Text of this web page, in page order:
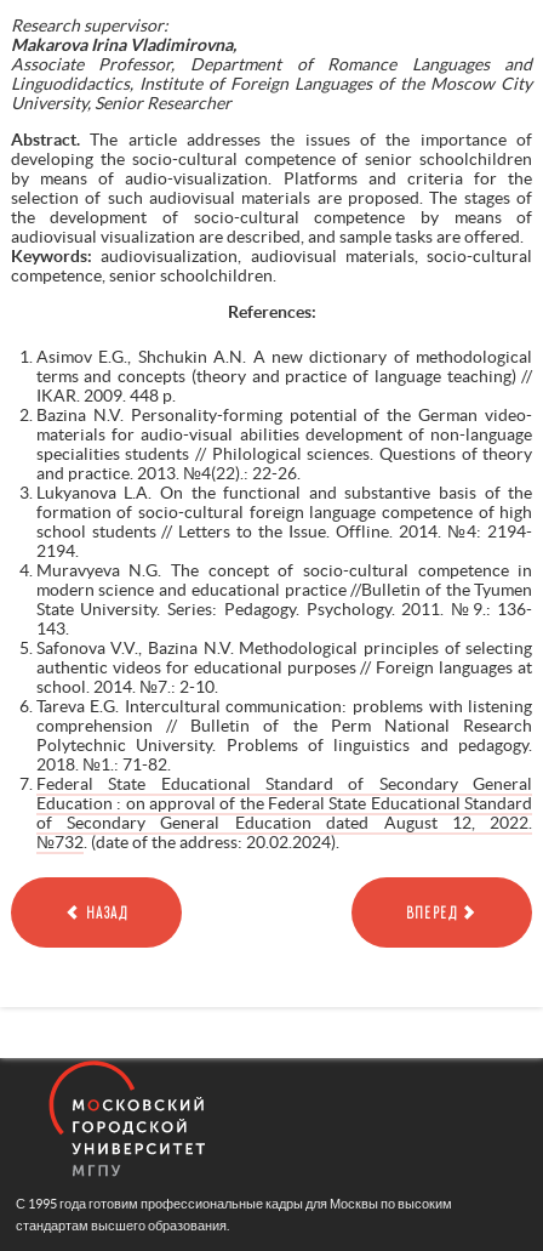
Research supervisor:
Makarova Irina Vladimirovna,
Associate Professor, Department of Romance Languages and
Linguodidactics, Institute of Foreign Languages of the Moscow City
University, Senior Researcher
Abstract.The article addresses the issues of the importance of
developing the socio-cultural competence of senior schoolchildren
by means of audio-visualization. Platforms and criteria for the
selection of such audiovisual materials are proposed. The stages of
the development of socio-cultural competence by means of
audiovisual visualization are described, and sample tasks are offered.
Keywords: audiovisualization, audiovisual materials, socio-cultural
competence, senior schoolchildren.
References:
Asimov E.G., Shchukin A.N. A new dictionary of methodological
terms and concepts (theory and practice of language teaching) //
IKAR. 2009. 448 p.
Bazina N.V. Personality-forming potential of the German video-
materials for audio-visual abilities development of non-language
specialities students // Philological sciences. Questions of theory
and practice. 2013. №4(22).: 22-26.
Lukyanova L.A. On the functional and substantive basis of the
formation of socio-cultural foreign language competence of high
school students // Letters to the Issue. Offline. 2014. №4: 2194-
2194.
Muravyeva N.G. The concept of socio-cultural competence in
modern science and educational practice //Bulletin of the Tyumen
State University. Series: Pedagogy. Psychology. 2011. №9.: 136-
143.
Safonova V.V., Bazina N.V. Methodological principles of selecting
authentic videos for educational purposes // Foreign languages at
school. 2014. №7.: 2-10.
Tareva E.G. Intercultural communication: problems with listening
comprehension // Bulletin of the Perm National Research
Polytechnic University. Problems of linguistics and pedagogy.
2018. №1.: 71-82.
Federal State Educational Standard of Secondary General
Education : on approval of the Federal State Educational Standard
of Secondary General Education dated August 12, 2022.
№732. (date of the address: 20.02.2024).
НАЗАД ВПЕРЕД
С 1995 года готовим профессиональные кадры для Москвы по высоким
стандартам высшего образования.